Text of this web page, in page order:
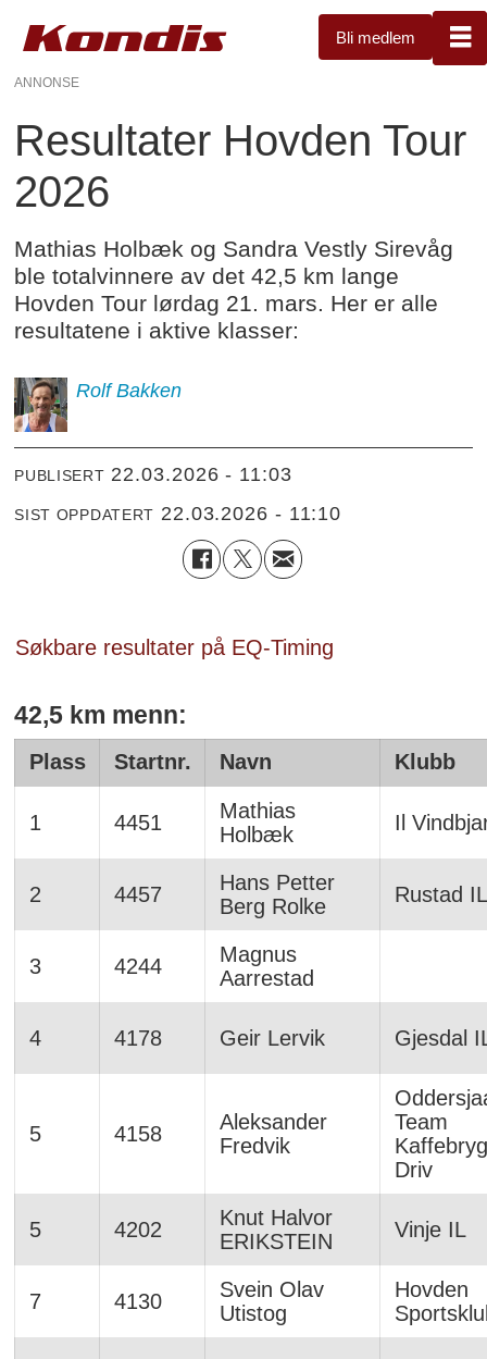
Bli medlem
ANNONSE
Resultater Hovden Tour
2026
Mathias Holbæk og Sandra Vestly Sirevåg
ble totalvinnere av det 42,5 km lange
Hovden Tour lørdag 21. mars. Her er alle
resultatene i aktive klasser:
Rolf Bakken
PUBLISERT 22.03.2026 - 11:03
SIST OPPDATERT 22.03.2026 - 11:10
Søkbare resultater på EQ-Timing
42,5 km menn:
Plass Startnr. Navn Klubb
1 4451
Mathias
Holbæk
Il
2 4457
Hans Petter
Berg Rolke
Rustad IL
3 4244
Magnus
Aarrestad
4 4178 Geir Lervik Gjesdal
5 4158
Aleksander
Fredvik
Team
Driv
5 4202
Knut Halvor
ERIKSTEIN
Vinje IL
7 4130
Svein Olav
Utistog
Hovden